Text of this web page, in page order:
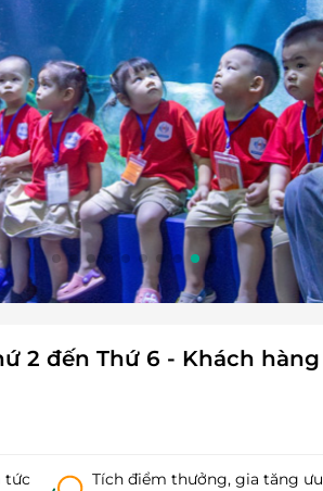
2 đến Thứ 6 - Khách hàng
tức
Tích điểm thưởng, gia tăng ưu